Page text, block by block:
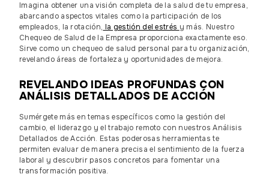
Imagina obtener una visión completa de la salud de tu empresa,
abarcando aspectos vitales como la participación de los
empleados, la rotación, la gestión del estrés y más. Nuestro
Chequeo de Salud de la Empresa proporciona exactamente eso.
Sirve como un chequeo de salud personal para tu organización,
revelando áreas de fortaleza y oportunidades de mejora.
REVELANDO IDEAS PROFUNDAS CON
ANÁLISIS DETALLADOS DE ACCIÓN
Sumérgete más en temas específicos como la gestión del
cambio, el liderazgo y el trabajo remoto con nuestros Análisis
Detallados de Acción. Estas poderosas herramientas te
permiten evaluar de manera precisa el sentimiento de la fuerza
laboral y descubrir pasos concretos para fomentar una
transformación positiva.